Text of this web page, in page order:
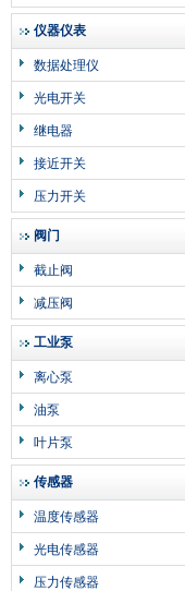
仪器仪表
数据处理仪
光电开关
继电器
接近开关
压力开关
阀门
截止阀
减压阀
工业泵
离心泵
油泵
叶片泵
传感器
温度传感器
光电传感器
压力传感器